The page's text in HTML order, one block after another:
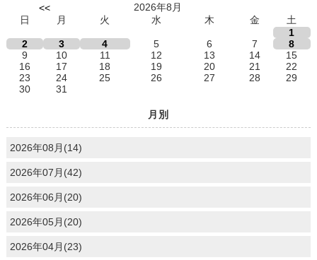
<<
2026年8月
日
月 火 水 木 金
土
1
2
3 4 5 6 7
8
9
10 11 12 13 14
15
16
17 18 19 20 21
22
23
24 25 26 27 28
29
30
31
月別
2026年08月(14)
2026年07月(42)
2026年06月(20)
2026年05月(20)
2026年04月(23)